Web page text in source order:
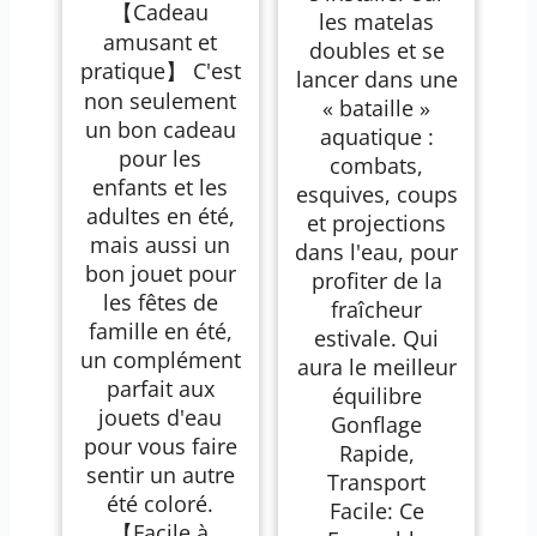
【Cadeau
amusant et
pratique】 C'est
non seulement
un bon cadeau
pour les
enfants et les
adultes en été,
mais aussi un
bon jouet pour
les fêtes de
famille en été,
un complément
parfait aux
jouets d'eau
pour vous faire
sentir un autre
été coloré.
les matelas
doubles et se
lancer dans une
« bataille »
aquatique :
combats,
esquives, coups
et projections
dans l'eau, pour
profiter de la
fraîcheur
estivale. Qui
aura le meilleur
équilibre
Gonflage
Rapide,
Transport
Facile: Ce